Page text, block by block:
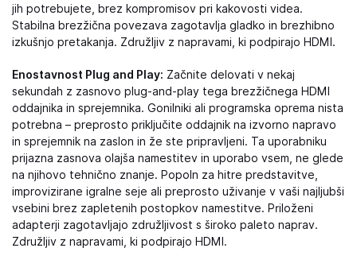
jih potrebujete, brez kompromisov pri kakovosti videa.
Stabilna brezžična povezava zagotavlja gladko in brezhibno
izkušnjo pretakanja. Združljiv z napravami, ki podpirajo HDMI.
Enostavnost Plug and Play: Začnite delovati v nekaj
sekundah z zasnovo plug-and-play tega brezžičnega HDMI
oddajnika in sprejemnika. Gonilniki ali programska oprema nista
potrebna – preprosto priključite oddajnik na izvorno napravo
in sprejemnik na zaslon in že ste pripravljeni. Ta uporabniku
prijazna zasnova olajša namestitev in uporabo vsem, ne glede
na njihovo tehnično znanje. Popoln za hitre predstavitve,
improvizirane igralne seje ali preprosto uživanje v vaši najljubši
vsebini brez zapletenih postopkov namestitve. Priloženi
adapterji zagotavljajo združljivost s široko paleto naprav.
Združljiv z napravami, ki podpirajo HDMI.